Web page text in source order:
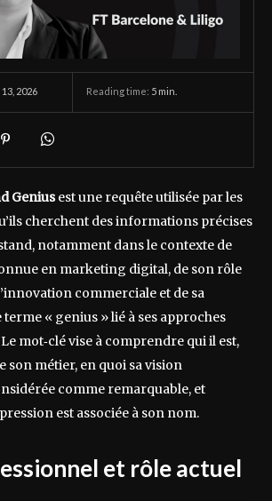
2026 Reading time: 5 min.
Geniusest une requête utilisée par les
cherchent des informations précises
notamment dans le contexte de
en marketing digital, de son rôle
commerciale et de sa
« genius » lié à ses approches
mot‑clé vise à comprendre qui il est,
son métier, en quoi sa vision
comme remarquable, et
est associée à son nom.
et rôle actuel